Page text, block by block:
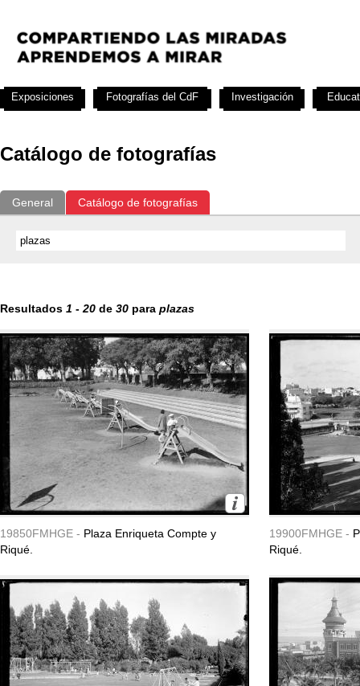
Catálogo de fotografías
General Catálogo de fotografías
Resultados 1 - 20 de 30 para plazas
19850FMHGE - Plaza Enriqueta Compte y
Riqué.
19900FMHGE -
Riqué.
Exposiciones Fotografías del CdF Investigación